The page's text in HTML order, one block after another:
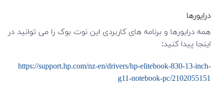
درایورها
همه درایورها و برنامه های کاربردی این نوت بوک را می توانید در
اینجا پیدا کنید:
https://support.hp.com/nz-en/drivers/hp-elitebook-830-13-inch-
g11-notebook-pc/2102055151